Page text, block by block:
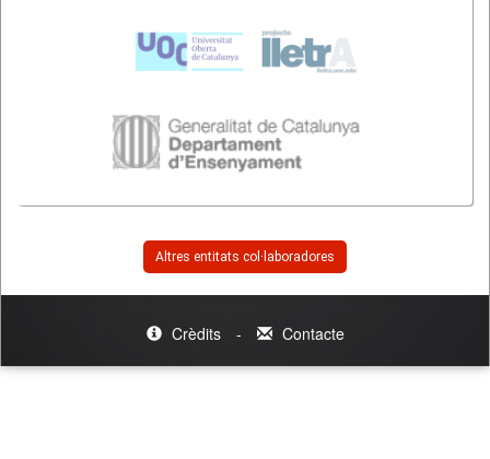
Altres entitats col·laboradores
Crèdits - Contacte